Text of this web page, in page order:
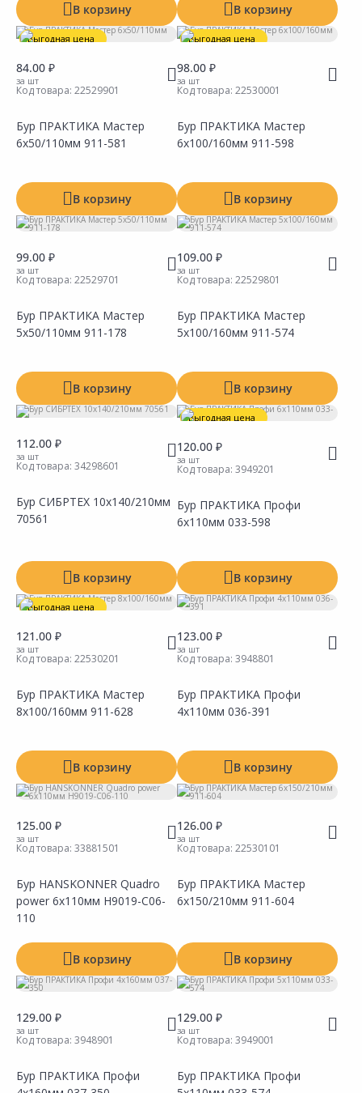
Показать все
В корзину В корзину
Выгодная цена
84.00 ₽
за шт
Код товара: 22529901
Бур ПРАКТИКА Мастер
6х50/110мм 911-581
В корзину
Выгодная цена
98.00 ₽
за шт
Код товара: 22530001
Бур ПРАКТИКА Мастер
6х100/160мм 911-598
В корзину
99.00 ₽
за шт
Код товара: 22529701
Бур ПРАКТИКА Мастер
5х50/110мм 911-178
В корзину
109.00 ₽
за шт
Код товара: 22529801
Бур ПРАКТИКА Мастер
5х100/160мм 911-574
В корзину
112.00 ₽
за шт
Код товара: 34298601
Бур СИБРТЕХ 10х140/210мм
70561
В корзину
Выгодная цена
120.00 ₽
за шт
Код товара: 3949201
Бур ПРАКТИКА Профи
6х110мм 033-598
В корзину
Выгодная цена
121.00 ₽
за шт
Код товара: 22530201
Бур ПРАКТИКА Мастер
8х100/160мм 911-628
В корзину
123.00 ₽
за шт
Код товара: 3948801
Бур ПРАКТИКА Профи
4х110мм 036-391
В корзину
125.00 ₽
за шт
Код товара: 33881501
Бур HANSKONNER Quadro
power 6х110мм H9019-C06-
110
В корзину
126.00 ₽
за шт
Код товара: 22530101
Бур ПРАКТИКА Мастер
6х150/210мм 911-604
В корзину
129.00 ₽
за шт
Код товара: 3948901
Бур ПРАКТИКА Профи
129.00 ₽
за шт
Код товара: 3949001
Бур ПРАКТИКА Профи